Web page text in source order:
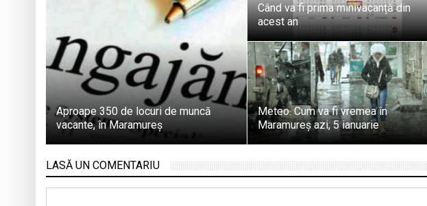
Aproape 350 de locuri de muncă
vacante, în Maramureș
Când va fi prima minivacanță din
acest an
Meteo. Cum va fi vremea în
Maramureș azi, 5 ianuarie
LASĂ UN COMENTARIU